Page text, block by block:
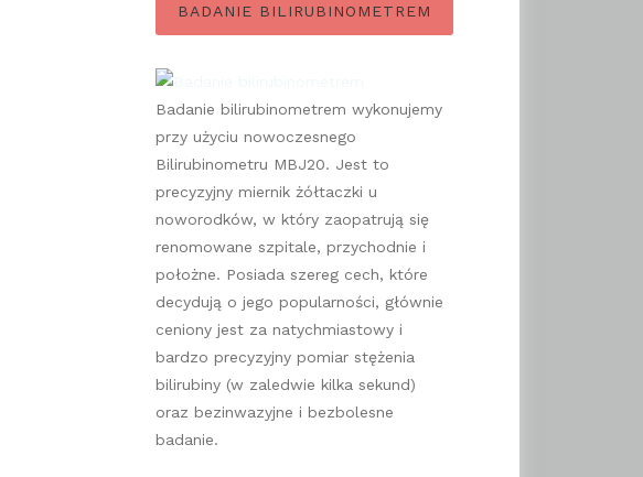
BADANIE BILIRUBINOMETREM
Badanie bilirubinometrem wykonujemy
przy użyciu nowoczesnego
Bilirubinometru MBJ20. Jest to
precyzyjny miernik żółtaczki u
noworodków, w który zaopatrują się
renomowane szpitale, przychodnie i
położne. Posiada szereg cech, które
decydują o jego popularności, głównie
ceniony jest za natychmiastowy i
bardzo precyzyjny pomiar stężenia
bilirubiny (w zaledwie kilka sekund)
oraz bezinwazyjne i bezbolesne
badanie.